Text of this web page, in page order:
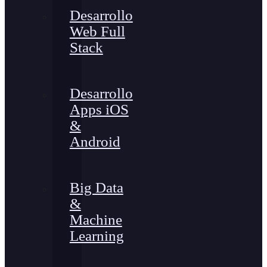
Desarrollo
Web Full
Stack
Desarrollo
Apps iOS
&
Android
Big Data
&
Machine
Learning